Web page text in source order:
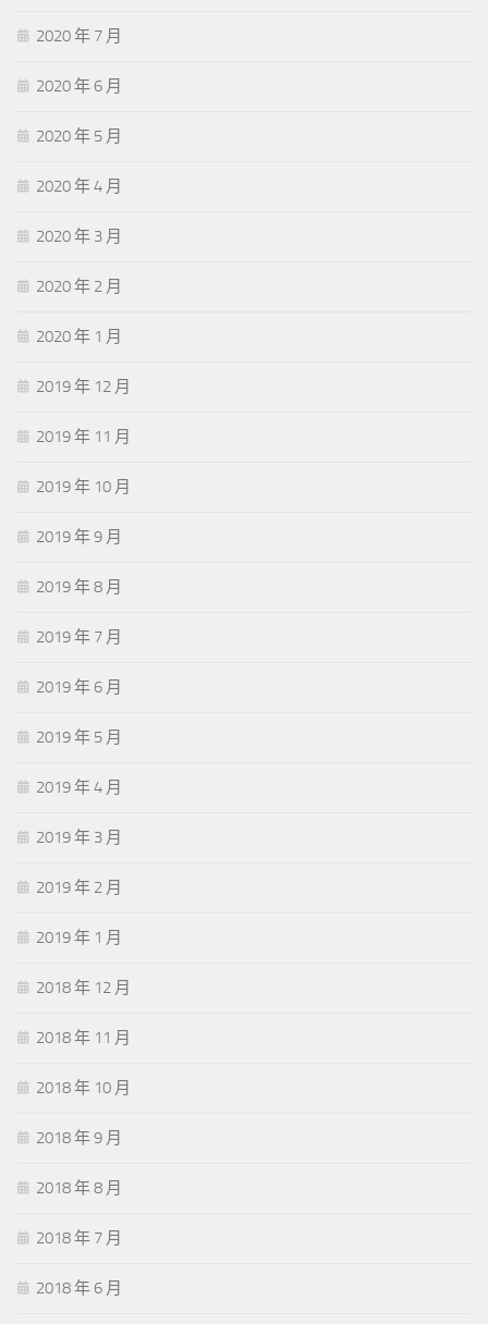
2020 年 7 月
2020 年 6 月
2020 年 5 月
2020 年 4 月
2020 年 3 月
2020 年 2 月
2020 年 1 月
2019 年 12 月
2019 年 11 月
2019 年 10 月
2019 年 9 月
2019 年 8 月
2019 年 7 月
2019 年 6 月
2019 年 5 月
2019 年 4 月
2019 年 3 月
2019 年 2 月
2019 年 1 月
2018 年 12 月
2018 年 11 月
2018 年 10 月
2018 年 9 月
2018 年 8 月
2018 年 7 月
2018 年 6 月